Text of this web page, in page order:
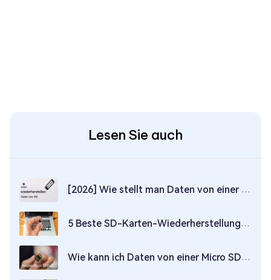
Lesen Sie auch
[2026] Wie stellt man Daten von einer toten M.2-SSD wieder her?
5 Beste SD-Karten-Wiederherstellungssoftware im Jahr 2026
Wie kann ich Daten von einer Micro SD-Karte wiederherstellen?